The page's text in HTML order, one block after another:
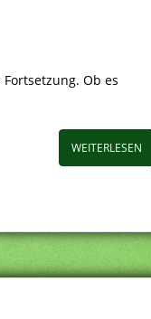
Ob es
WEITERLESEN